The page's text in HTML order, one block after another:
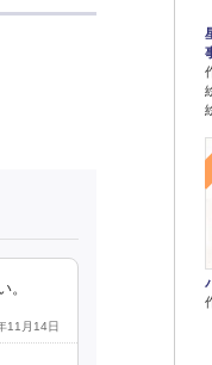
。
11月14日